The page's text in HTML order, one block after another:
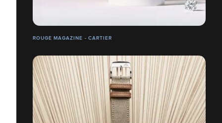
ROUGE MAGAZINE - CARTIER